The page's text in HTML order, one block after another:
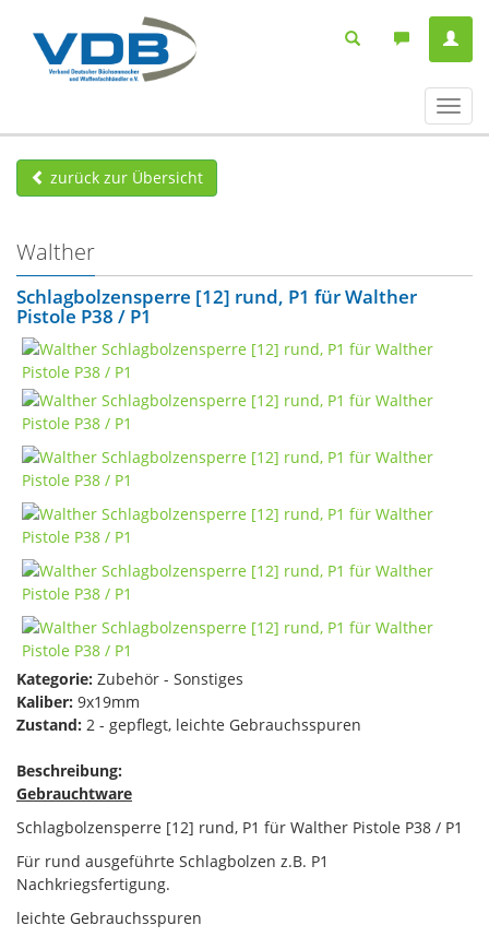
ein-/
zurück zur Übersicht
Walther
Schlagbolzensperre [12] rund, P1 für Walther
Pistole P38 / P1
Kategorie: Zubehör - Sonstiges
Kaliber: 9x19mm
Zustand: 2 - gepflegt, leichte Gebrauchsspuren
Beschreibung:
Gebrauchtware
Schlagbolzensperre [12] rund, P1 für Walther Pistole P38 / P1
Für rund ausgeführte Schlagbolzen z.B. P1
Nachkriegsfertigung.
leichte Gebrauchsspuren